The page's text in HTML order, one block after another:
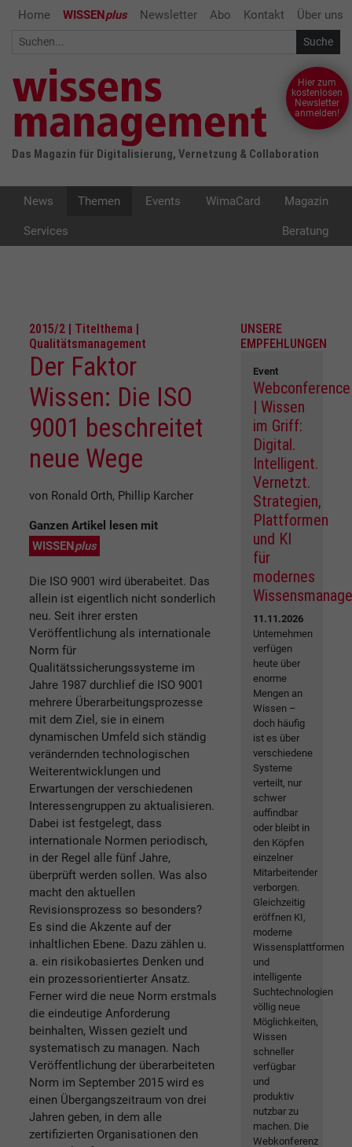
Home WISSENplus Newsletter Abo Kontakt Über uns
Das Magazin für Digitalisierung, Vernetzung & Collaboration
Hier zum
kostenlosen
Newsletter
anmelden!
News Themen Events WimaCard Magazin
Services Beratung
2015/2 | Titelthema |
Qualitätsmanagement
Der Faktor
Wissen: Die ISO
9001 beschreitet
neue Wege
von Ronald Orth, Phillip Karcher
Ganzen Artikel lesen mit
WISSENplus
Die ISO 9001 wird überabeitet. Das
allein ist eigentlich nicht sonderlich
neu. Seit ihrer ersten
Veröffentlichung als internationale
Norm für
Qualitätssicherungssysteme im
Jahre 1987 durchlief die ISO 9001
mehrere Überarbeitungsprozesse
mit dem Ziel, sie in einem
dynamischen Umfeld sich ständig
verändernden technologischen
Weiterentwicklungen und
Erwartungen der verschiedenen
Interessengruppen zu aktualisieren.
Dabei ist festgelegt, dass
internationale Normen periodisch,
in der Regel alle fünf Jahre,
überprüft werden sollen. Was also
macht den aktuellen
Revisionsprozess so besonders?
Es sind die Akzente auf der
inhaltlichen Ebene. Dazu zählen u.
a. ein risikobasiertes Denken und
ein prozessorientierter Ansatz.
Ferner wird die neue Norm erstmals
die eindeutige Anforderung
beinhalten, Wissen gezielt und
systematisch zu managen. Nach
Veröffentlichung der überarbeiteten
Norm im September 2015 wird es
einen Übergangszeitraum von drei
Jahren geben, in dem alle
zertifizierten Organisationen den
UNSERE
EMPFEHLUNGEN
Event
Webconference
| Wissen
im Griff:
Digital.
Intelligent.
Vernetzt.
Strategien,
Plattformen
und KI
für
modernes
11.11.2026
Unternehmen
verfügen
heute über
enorme
Mengen an
Wissen –
doch häufig
ist es über
verschiedene
Systeme
verteilt, nur
schwer
auffindbar
oder bleibt in
den Köpfen
einzelner
Mitarbeitender
verborgen.
Gleichzeitig
eröffnen KI,
moderne
Wissensplattformen
und
intelligente
Suchtechnologien
völlig neue
Möglichkeiten,
Wissen
schneller
verfügbar
und
produktiv
nutzbar zu
machen. Die
Webkonferenz